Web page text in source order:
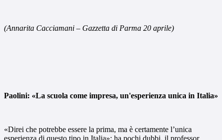
(Annarita Cacciamani – Gazzetta di Parma 20 aprile)
Paolini: «La scuola come impresa, un'esperienza unica in Italia»
«Direi che potrebbe essere la prima, ma è certamente l’unica